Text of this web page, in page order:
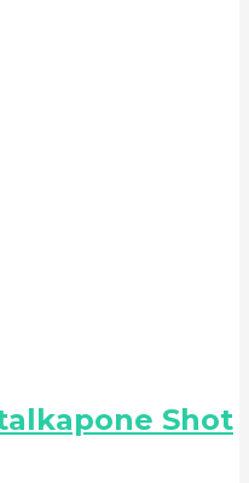
Shot